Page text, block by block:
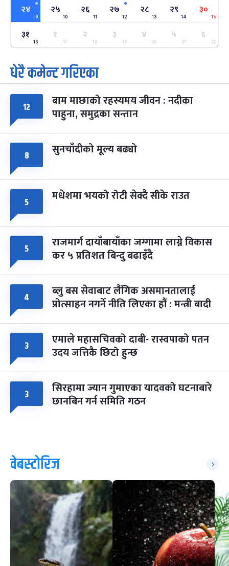
सोम फाल्गुन २४, २०८३- Mar 8, 2027
२५
मंगल
ग्याल्पो ल्होसार
फाल्गुन २५, २०८३ Mar 9, 2027
७ महिना बाँकी
७
आइत
पूर्णिमा व्रत
चैत्र ७, २०८३-Mar 21, 2027
८ फागुपूर्णिमा
चैत्र ८, २०८३-Mar 22, 2027
७ महिना बाँकी
२४
9
२५
10
२६
11
२७
12
२८
13
२९
14
३०
15
३१
16
१
17
२
18
३
19
४
20
५
21
६
22
धेरै कमेन्ट गरिएका
१२ बाम माछाको रहस्यमय जीवन : नदीका
पाहुना, समुद्रका सन्तान
८ सुनचाँदीको मूल्य बढ्यो
५ मधेशमा भयको रोटी सेक्दै सीके राउत
५ राजमार्ग दायाँबायाँका जग्गामा लाग्ने विकास
कर ५ प्रतिशत बिन्दु बढाइँदै
४ ब्लु बस सेवाबाट लैंगिक असमानतालाई
प्रोत्साहन नगर्ने नीति लिएका हौं : मन्त्री बादी
३ एमाले महासचिवको दाबी- रास्वपाको पतन
उदय जत्तिकै छिटो हुन्छ
३ सिरहामा ज्यान गुमाएका यादवको घटनाबारे
छानबिन गर्न समिति गठन
वेबस्टोरिज